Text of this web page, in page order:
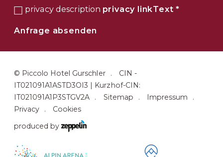
privacy description privacy linkText*
Anfrage absenden
© Piccolo Hotel Gurschler
CIN -
IT021091A1ASTD3OI3 | Kurzhof-CIN:
IT021091A1P3STGV2A
Sitemap
Impressum
Privacy
Cookies
produced by